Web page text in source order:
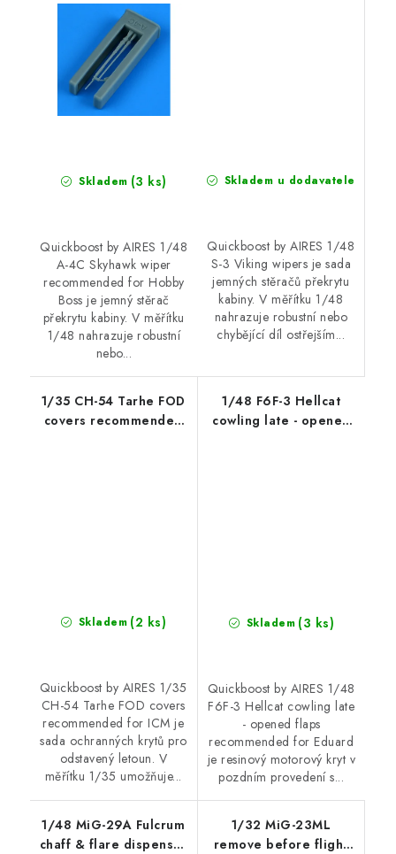
Skladem (3 ks)
Quickboost by AIRES 1/48
A-4C Skyhawk wiper
recommended for Hobby
Boss je jemný stěrač
překrytu kabiny. V měřítku
1/48 nahrazuje robustní
nebo...
Skladem u dodavatele
Quickboost by AIRES 1/48
S-3 Viking wipers je sada
jemných stěračů překrytu
kabiny. V měřítku 1/48
nahrazuje robustní nebo
chybějící díl ostřejším...
1/35 CH-54 Tarhe FOD
covers recommended
Skladem (2 ks)
Quickboost by AIRES 1/35
CH-54 Tarhe FOD covers
recommended for ICM je
sada ochranných krytů pro
odstavený letoun. V
měřítku 1/35 umožňuje...
1/48 F6F-3 Hellcat
cowling late - opened
Skladem (3 ks)
Quickboost by AIRES 1/48
F6F-3 Hellcat cowling late
- opened flaps
recommended for Eduard
je resinový motorový kryt v
pozdním provedení s...
1/48 MiG-29A Fulcrum
chaff & flare dispenser
1/32 MiG-23ML
remove before flight